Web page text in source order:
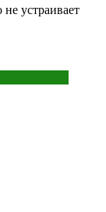
устраивает